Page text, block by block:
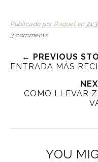
Publicado por Raquel en
3 comments
← PREVIOUS
ENTRADA MÁS
COMO LLEVAR
YOU